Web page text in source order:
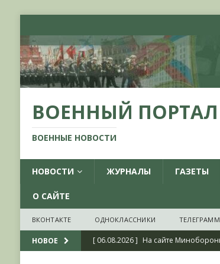
ВОЕННЫЙ ПОРТАЛ
ВОЕННЫЕ НОВОСТИ
НОВОСТИ ЖУРНАЛЫ ГАЗЕТЫ
О САЙТЕ
ВКОНТАКТЕ ОДНОКЛАССНИКИ ТЕЛЕГРАММ
НОВОЕ [ 06.08.2026 ] На сайте